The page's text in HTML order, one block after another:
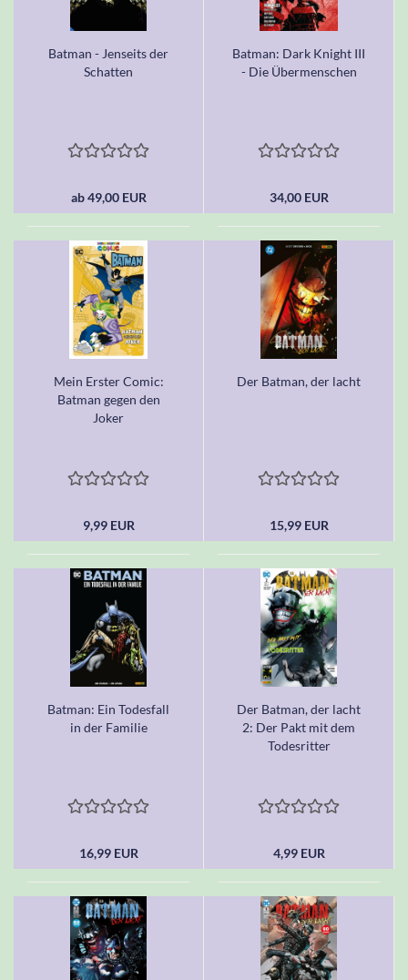
Batman - Jenseits der
Schatten
ab 49,00 EUR
Batman: Dark Knight III
- Die Übermenschen
34,00 EUR
Mein Erster Comic:
Batman gegen den
Joker
9,99 EUR
Der Batman, der lacht
15,99 EUR
Batman: Ein Todesfall
in der Familie
16,99 EUR
Der Batman, der lacht
2: Der Pakt mit dem
Todesritter
4,99 EUR